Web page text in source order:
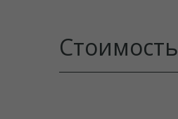
Стоимость